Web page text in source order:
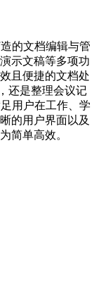
的文档编辑与管
示文稿等多项功
且便捷的文档处
还是整理会议记
用户在工作、学
的用户界面以及
简单高效。